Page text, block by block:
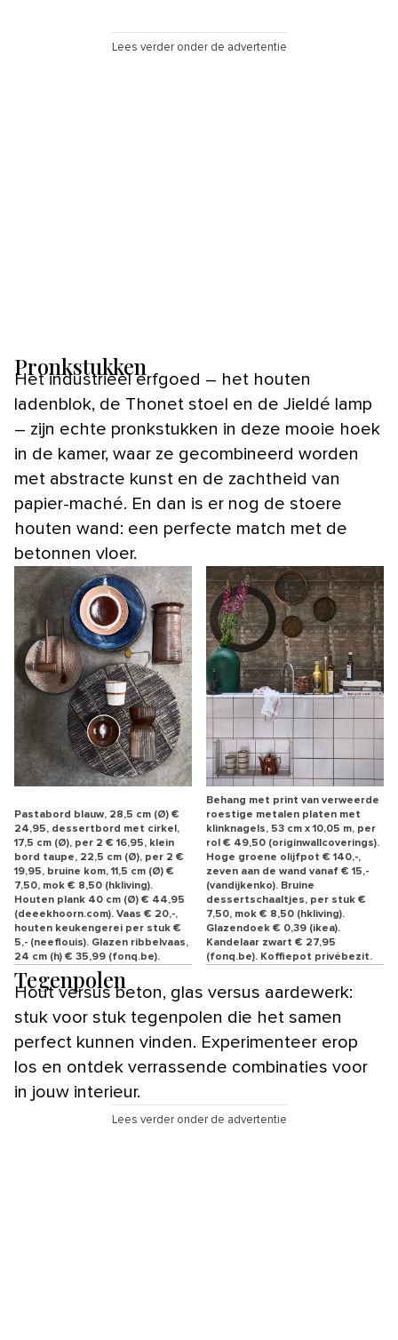
Lees verder onder de advertentie
Pronkstukken
Het industrieel erfgoed – het houten
ladenblok, de Thonet stoel en de Jieldé lamp
– zijn echte pronkstukken in deze mooie hoek
in de kamer, waar ze gecombineerd worden
met abstracte kunst en de zachtheid van
papier-maché. En dan is er nog de stoere
houten wand: een perfecte match met de
betonnen vloer.
Pastabord blauw, 28,5 cm (Ø) €
24,95, dessertbord met cirkel,
17,5 cm (Ø), per 2 € 16,95, klein
bord taupe, 22,5 cm (Ø), per 2 €
19,95, bruine kom, 11,5 cm (Ø) €
7,50, mok € 8,50 (hkliving).
Houten plank 40 cm (Ø) € 44,95
(deeekhoorn.com). Vaas € 20,-,
houten keukengerei per stuk €
5,- (neeflouis). Glazen ribbelvaas,
24 cm (h) € 35,99 (fonq.be).
Behang met print van verweerde
roestige metalen platen met
klinknagels, 53 cm x 10,05 m, per
rol € 49,50 (originwallcoverings).
Hoge groene olijfpot € 140,-,
zeven aan de wand vanaf € 15,-
(vandijkenko). Bruine
dessertschaaltjes, per stuk €
7,50, mok € 8,50 (hkliving).
Glazendoek € 0,39 (ikea).
Kandelaar zwart € 27,95
(fonq.be). Koffiepot privébezit.
Tegenpolen
Hout versus beton, glas versus aardewerk:
stuk voor stuk tegenpolen die het samen
perfect kunnen vinden. Experimenteer erop
los en ontdek verrassende combinaties voor
in jouw interieur.
Lees verder onder de advertentie